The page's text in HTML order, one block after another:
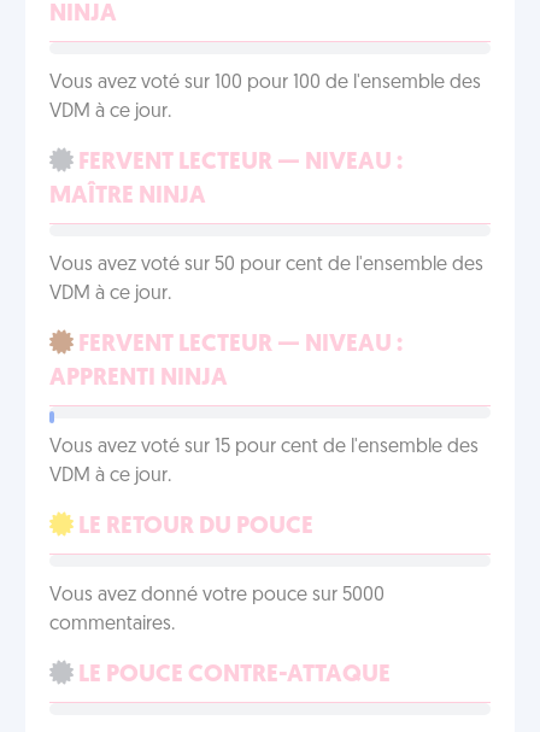
NINJA
Vous avez voté sur 100 pour 100 de l'ensemble des
VDM à ce jour.
FERVENT LECTEUR — NIVEAU :
MAÎTRE NINJA
Vous avez voté sur 50 pour cent de l'ensemble des
VDM à ce jour.
FERVENT LECTEUR — NIVEAU :
APPRENTI NINJA
Vous avez voté sur 15 pour cent de l'ensemble des
VDM à ce jour.
LE RETOUR DU POUCE
Vous avez donné votre pouce sur 5000
commentaires.
LE POUCE CONTRE-ATTAQUE